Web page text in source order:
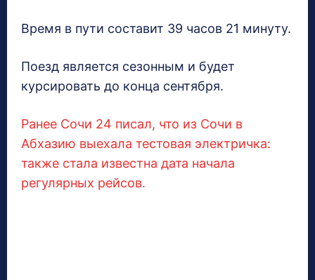
Время в пути составит 39 часов 21 минуту.
Поезд является сезонным и будет
курсировать до конца сентября.
Ранее Сочи 24 писал, что из Сочи в
Абхазию выехала тестовая электричка:
также стала известна дата начала
регулярных рейсов.